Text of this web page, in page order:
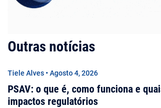
Outras notícias
Tiele Alves • Agosto 4, 2026
PSAV: o que é, como funciona e
impactos regulatórios